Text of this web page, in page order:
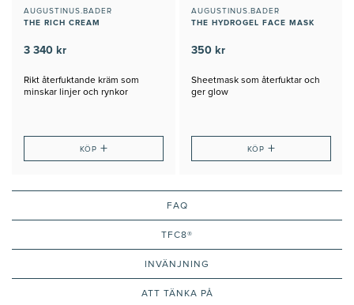
AUGUSTINUS.BADER
THE RICH CREAM
3 340 kr
Rikt återfuktande kräm som
minskar linjer och rynkor
KÖP +
AUGUSTINUS.BADER
THE HYDROGEL FACE MASK
350 kr
Sheetmask som återfuktar och
ger glow
KÖP +
FAQ
TFC8®
INVÄNJNING
ATT TÄNKA PÅ